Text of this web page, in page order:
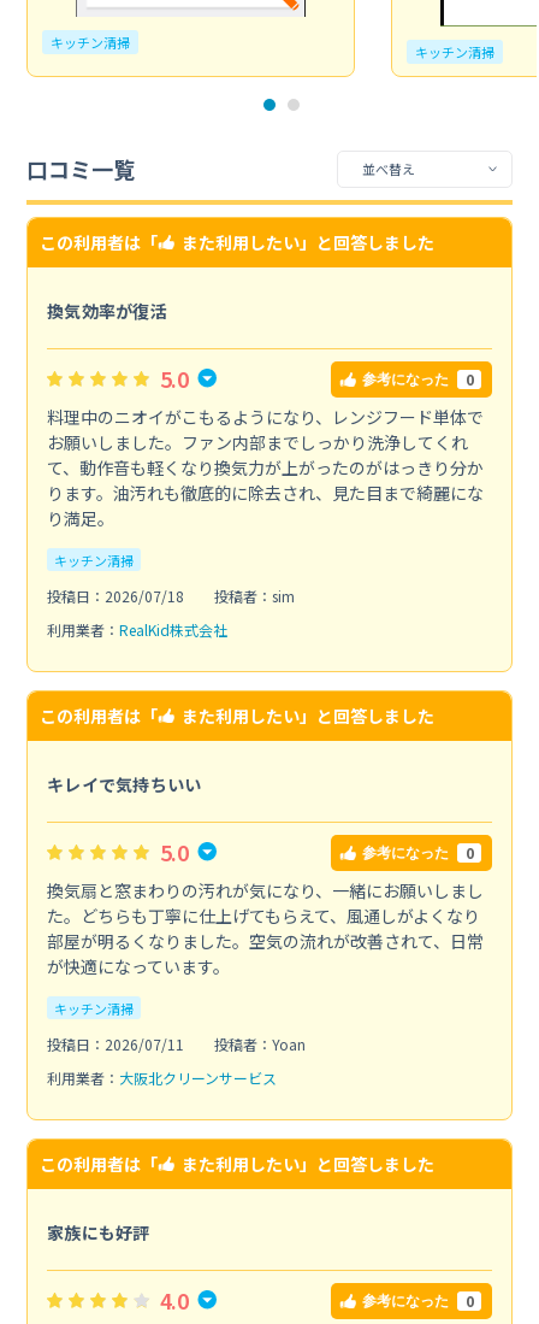
キッチン清掃 キッチン清掃
口コミ一覧
この利用者は「 また利用したい」と回答しました
換気効率が復活
5.0 参考になった 0
料理中のニオイがこもるようになり、レンジフード単体で
お願いしました。ファン内部までしっかり洗浄してくれ
て、動作音も軽くなり換気力が上がったのがはっきり分か
ります。油汚れも徹底的に除去され、見た目まで綺麗にな
り満足。
キッチン清掃
投稿日：2026/07/18
投稿者：sim
利用業者： RealKid株式会社
この利用者は「 また利用したい」と回答しました
キレイで気持ちいい
5.0 参考になった 0
換気扇と窓まわりの汚れが気になり、一緒にお願いしまし
た。どちらも丁寧に仕上げてもらえて、風通しがよくなり
部屋が明るくなりました。空気の流れが改善されて、日常
が快適になっています。
キッチン清掃
投稿日：2026/07/11
投稿者：Yoan
利用業者： 大阪北クリーンサービス
この利用者は「 また利用したい」と回答しました
家族にも好評
4.0 参考になった 0